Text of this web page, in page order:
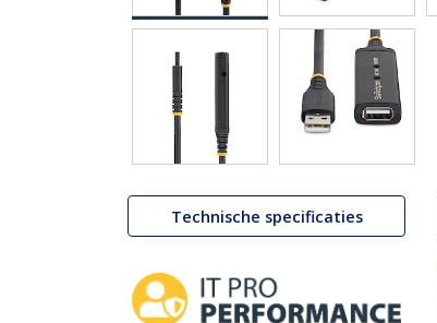
Technische specificaties